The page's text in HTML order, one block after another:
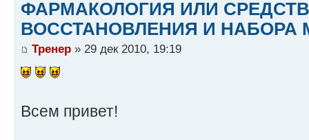
ФАРМАКОЛОГИЯ ИЛИ
ВОССТАНОВЛЕНИЯ И НАБОРА
Тренер » 29 дек 2010, 19:19
Всем привет!